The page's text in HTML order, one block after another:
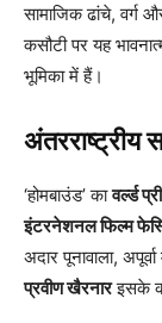
सामाजिक ढांचे, वर्ग
कसौटी पर यह
भूमिका में हैं।
अंतरराष्ट्रीय
‘होमबाउंड’ कावर्ल्ड
इंटरनेशनल फिल्म
अदार पूनावाला,
प्रवीण खैरनारइसके